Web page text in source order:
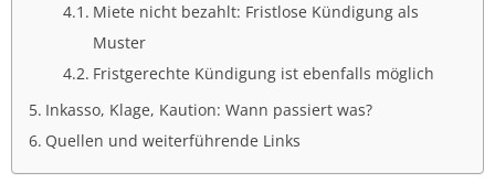
Miete nicht bezahlt: Fristlose Kündigung als
Muster
Fristgerechte Kündigung ist ebenfalls möglich
Inkasso, Klage, Kaution: Wann passiert was?
Quellen und weiterführende Links